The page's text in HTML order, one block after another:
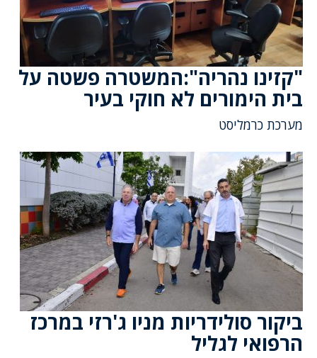
"קזינו נהריה":המשטרה פשטה על
בית הימורים לא חוקי בעיר
מערכת כרמליסט
ביקור סולידריות מניו ג'רזי במרכז
הרפואי לגליל